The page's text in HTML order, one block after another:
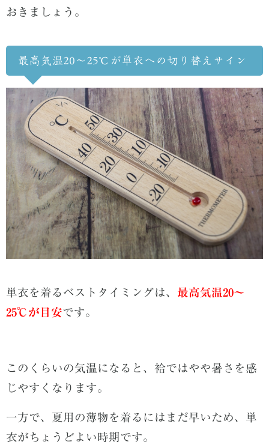
おきましょう。
最高気温20～25℃が単衣への切り替えサイン
単衣を着るベストタイミングは、 最高気温20〜
25℃が目安です。
このくらいの気温になると、袷ではやや暑さを感
じやすくなります。
一方で、夏用の薄物を着るにはまだ早いため、単
衣がちょうどよい時期です。